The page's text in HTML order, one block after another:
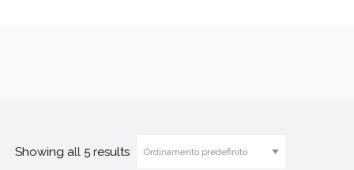
Showing all 5 results